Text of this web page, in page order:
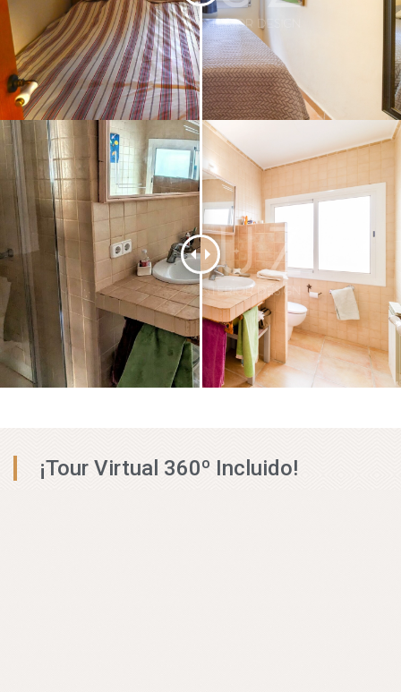
¡Tour Virtual 360º Incluido!